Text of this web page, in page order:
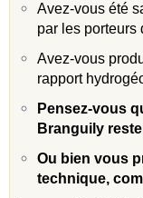
Avez-vous été
par les porteurs
Avez-vous
rapport
Pensez-vous
Branguily
Ou bien vous
technique,